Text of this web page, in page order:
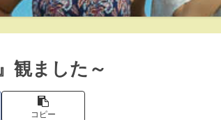
観ました～
コピー